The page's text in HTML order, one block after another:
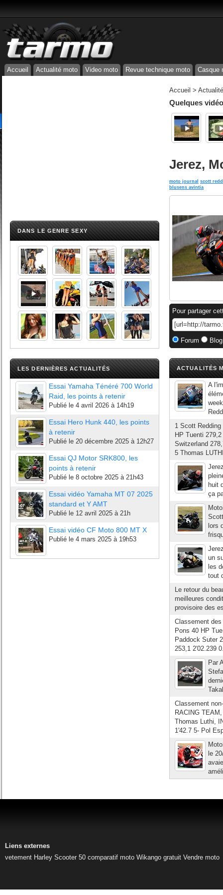
Accueil Actualité moto Video moto Revue technique moto Casque
DANS LE GENRE SEXY
LES DERNIÈRES ACTUALITÉS
Essai Yamaha Ténéré 700 World
Raid, les points à retenir
Publié le 4 avril 2026 à 14h19
Essai Hero Hunk 440, les points
à retenir
Publié le 20 décembre 2025 à 12h27
Essai QJ Motor SRK800, les
points à retenir
Publié le 8 octobre 2025 à 21h43
Essai vidéo Yamaha MT 07 2025
standard et Y AMT
Publié le 12 avril 2025 à 21h
Essai vidéo CF Moto 800 MT X
Publié le 4 mars 2025 à 19h53
Accueil >
Quelques
Jerez,
moto journal scott
blusens avintia
Pour partager
Forum
ACTUALITÉS
A
1 Scott
HP Tuenti
Switzerland
5 Thomas
huit
ça
lors
un
les
tout
Le retour du
meilleures
provisoire des
Classement
Pons 40 HP
Paddock Suter
253,1 2′02.239
Par
Classement
RACING
Thomas Luthi,
1'42.7 5- Pol
le
Liens externes
vetement Harley Scooter 50 comparatif moto Wikango gratuit Vendre moto